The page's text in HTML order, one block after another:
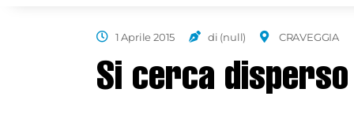
1 Aprile 2015 di (null) CRAVEGGIA
Si cerca disperso